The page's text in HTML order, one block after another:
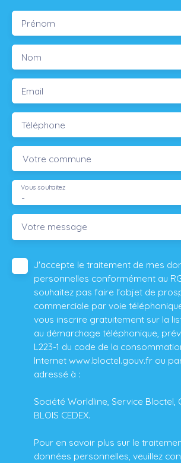
Prénom
Nom
Email
Téléphone
Votre commune
-
Vous souhaitez
Votre message
J'accepte le traitement de mes
personnelles conformément au
souhaitez pas faire l'objet de
commerciale par voie
vous inscrire gratuitement sur la
au démarchage téléphonique,
L223-1 du code de la
Internet www.bloctel.gouv.fr ou
adressé à :
Société Worldline, Service Bloctel,
BLOIS CEDEX.
Pour en savoir plus sur le
données personnelles, veuillez